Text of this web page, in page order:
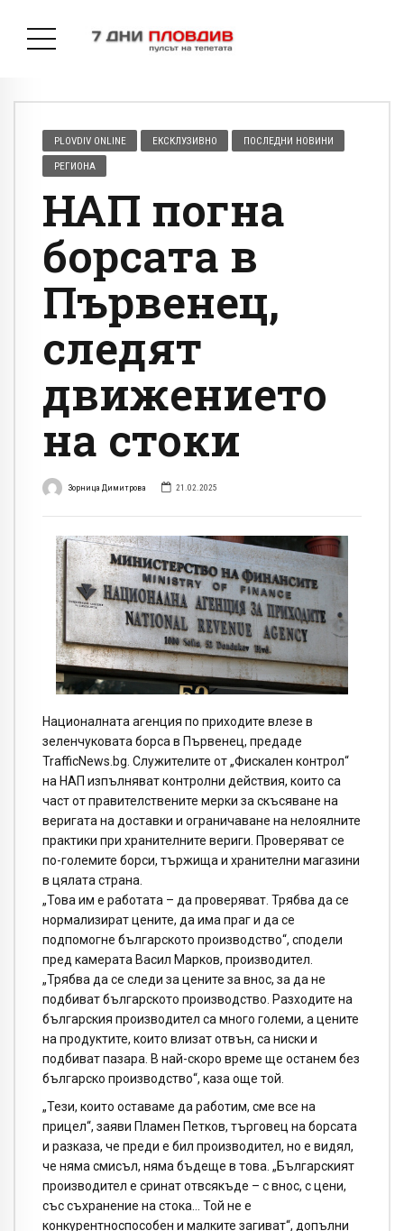
PLOVDIV ONLINE ЕКСКЛУЗИВНО ПОСЛЕДНИ НОВИНИ
РЕГИОНА
НАП погна
борсата в
Първенец,
следят
движението
на стоки
Зорница Димитрова 21.02.2025
Националната агенция по приходите влезе в
зеленчуковата борса в Първенец, предаде
TrafficNews.bg. Служителите от „Фискален контрол“
на НАП изпълняват контролни действия, които са
част от правителствените мерки за скъсяване на
веригата на доставки и ограничаване на нелоялните
практики при хранителните вериги. Проверяват се
по-големите борси, тържища и хранителни магазини
в цялата страна.
„Това им е работата – да проверяват. Трябва да се
нормализират цените, да има праг и да се
подпомогне българското производство“, сподели
пред камерата Васил Марков, производител.
„Трябва да се следи за цените за внос, за да не
подбиват българското производство. Разходите на
българския производител са много големи, а цените
на продуктите, които влизат отвън, са ниски и
подбиват пазара. В най-скоро време ще останем без
българско производство“, каза още той.
„Тези, които оставаме да работим, сме все на
прицел“, заяви Пламен Петков, търговец на борсата
и разказа, че преди е бил производител, но е видял,
че няма смисъл, няма бъдеще в това. „Българският
производител е сринат отвсякъде – с внос, с цени,
със съхранение на стока… Той не е
конкурентноспособен и малките загиват“, допълни